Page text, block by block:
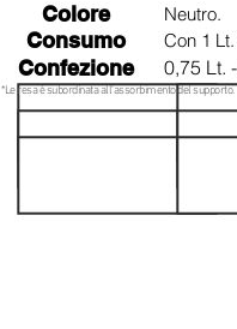
Colore
Consumo
Confezione
Neutro.
Con 1
0,75 Lt.
*Le resa è subordinata all'assorbimento del supporto.